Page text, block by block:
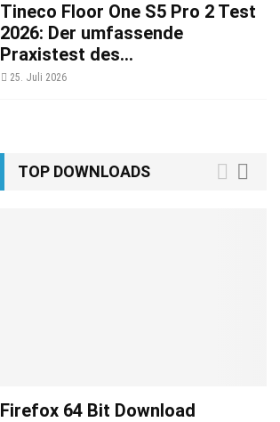
Tineco Floor One S5 Pro 2 Test
2026: Der umfassende
Praxistest des...
25. Juli 2026
TOP DOWNLOADS
Firefox 64 Bit Download